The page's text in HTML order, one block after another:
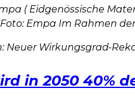
( Eidgenössische
Empa Im Rahmen
Neuer Wirkungsgrad-
in 2050 40%